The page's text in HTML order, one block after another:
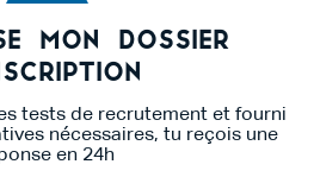
mon dossier
tests de recrutement et fourni
nécessaires, tu reçois une
en 24h